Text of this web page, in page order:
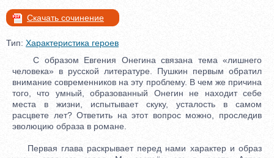
Скачать сочинение
Тип: Характеристика героев
С образом Евгения Онегина связана тема «лишнего
человека» в русской литературе. Пушкин первым обратил
внимание современников на эту проблему. В чем же причина
того, что умный, образованный Онегин не находит себе
места в жизни, испытывает скуку, усталость в самом
расцвете лет? Ответить на этот вопрос можно, проследив
эволюцию образа в романе.
Первая глава раскрывает перед нами характер и образ